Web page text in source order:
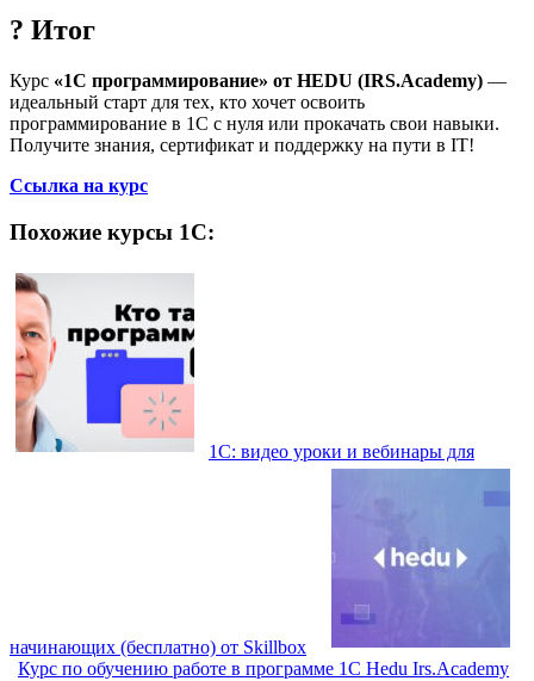
? Итог
Курс «1С программирование» от HEDU (IRS.Academy) —
идеальный старт для тех, кто хочет освоить
программирование в 1С с нуля или прокачать свои навыки.
Получите знания, сертификат и поддержку на пути в IT!
Ссылка на курс
Похожие курсы 1С:
1С: видео уроки и вебинары для
начинающих (бесплатно) от Skillbox
Курс по обучению работе в программе 1С Hedu Irs.Academy